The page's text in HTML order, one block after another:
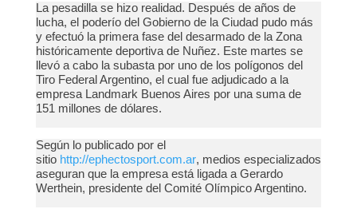
La pesadilla se hizo realidad. Después de años de
lucha, el poderío del Gobierno de la Ciudad pudo más
y efectuó la primera fase del desarmado de la Zona
históricamente deportiva de Nuñez. Este martes se
llevó a cabo la subasta por uno de los polígonos del
Tiro Federal Argentino, el cual fue adjudicado a la
empresa Landmark Buenos Aires por una suma de
151 millones de dólares.
Según lo publicado por el
sitio http://ephectosport.com.ar, medios especializados
aseguran que la empresa está ligada a Gerardo
Werthein, presidente del Comité Olímpico Argentino.